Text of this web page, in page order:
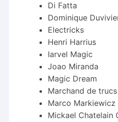
Di Fatta
Dominique
Electricks
Henri Harrius
Iarvel Magic
Joao Miranda
Magic Dream
Marchand de trucs
Marco Markiewicz
Mickael Chatelain